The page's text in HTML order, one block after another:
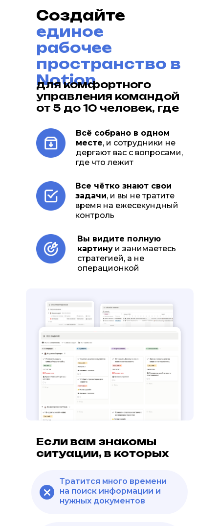
Создайте
единое
рабочее
пространство в
Notion
Всё собрано в одном
месте, и сотрудники не
дергают вас с вопросами,
где что лежит
Все чётко знают свои
задачи, и вы не тратите
время на ежесекундный
контроль
Вы видите полную
картину и занимаетесь
стратегией, а не
операционкой
для комфортного
управления командой
от 5 до 10 человек, где
Тратится много времени
на поиск информации и
нужных документов
Если вам знакомы
ситуации, в которых